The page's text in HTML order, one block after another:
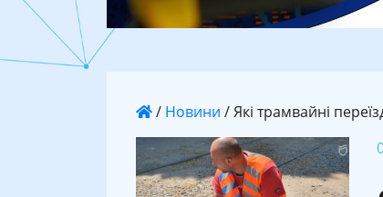
/ Новини /Які трамвайні